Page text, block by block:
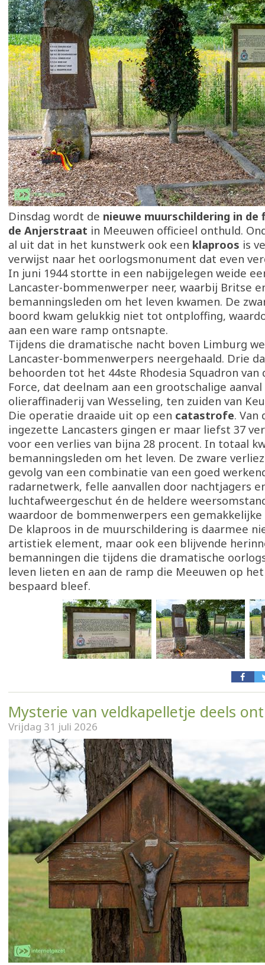
Dinsdag wordt de nieuwe muurschildering in
de Anjerstraat in Meeuwen officieel onthuld.
al uit dat in het kunstwerk ook een klaproos is
verwijst naar het oorlogsmonument dat even
In juni 1944 stortte in een nabijgelegen weide
Lancaster-bommenwerper neer, waarbij Britse
bemanningsleden om het leven kwamen. De
boord kwam gelukkig niet tot ontploffing,
aan een ware ramp ontsnapte.
Tijdens die dramatische nacht boven Limburg
Lancaster-bommenwerpers neergehaald. Drie
behoorden tot het 44ste Rhodesia Squadron van
Force, dat deelnam aan een grootschalige
olieraffinaderij van Wesseling, ten zuiden van
Die operatie draaide uit op een catastrofe. Van
ingezette Lancasters gingen er maar liefst 37
voor een verlies van bijna 28 procent. In totaal
bemanningsleden om het leven. De zware
gevolg van een combinatie van een goed
radarnetwerk, felle aanvallen door nachtjagers
luchtafweergeschut én de heldere
waardoor de bommenwerpers een
De klaproos in de muurschildering is daarmee
artistiek element, maar ook een blijvende
bemanningen die tijdens die dramatische
leven lieten en aan de ramp die Meeuwen op
bespaard bleef.
Mysterie van veldkapelletje deels
Vrijdag 31 juli 2026